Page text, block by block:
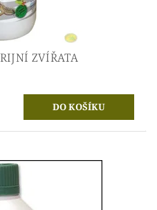
ZVÍŘATA